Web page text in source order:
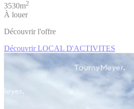
3530m2
À louer
Découvrir l'offre
Découvrir LOCAL D'ACTIVITES